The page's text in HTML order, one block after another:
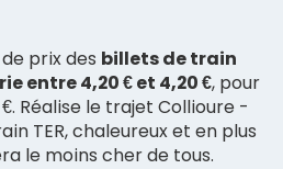
prix des billets de train
entre 4,20 € et 4,20 €, pour
Réalise le trajet Collioure -
TER, chaleureux et en plus
le moins cher de tous.